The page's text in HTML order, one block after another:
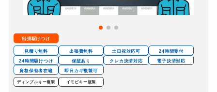
出張駆けつけ
見積り無料 出張費無料 土日祝対応可
24時間受付
24時間駆けつけ
保証あり クレカ決済対応
電子決済対応
資格保有者在籍
即日カギ複製可
ディンプルキー複製 イモビキー複製